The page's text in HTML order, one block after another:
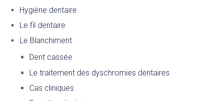
Hygiène dentaire
Le fil dentaire
Le Blanchiment
Dent cassée
Le traitement des dyschromies dentaires
Cas cliniques